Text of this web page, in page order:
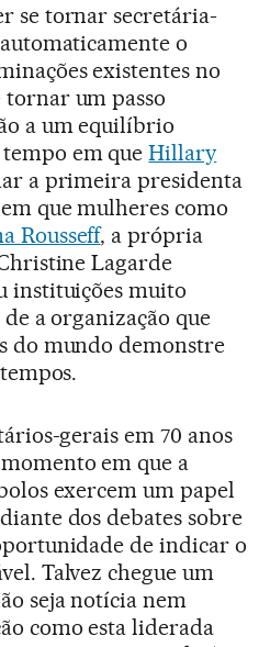
se tornar secretária-
o
existentes no
tornar um passo
a um equilíbrio
em queHillary
a primeira presidenta
que mulheres como
Rousseff, a própria
Lagarde
instituições muito
a organização que
do mundo demonstre
gerais em 70 anos
em que a
exercem um papel
dos debates sobre
de indicar o
Talvez chegue um
seja notícia nem
como esta liderada